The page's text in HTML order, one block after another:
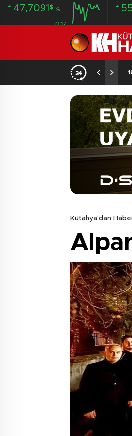
47,7091 $ %
0.17
Kütahya'dan